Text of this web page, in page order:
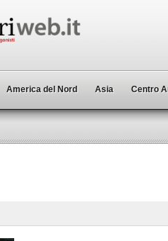
America del Nord Asia Centro